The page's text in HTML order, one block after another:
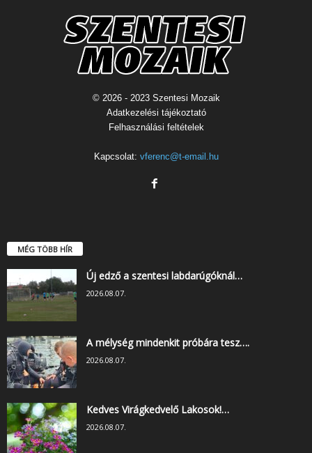
© 2026 - 2023 Szentesi Mozaik
Adatkezelési tájékoztató
Felhasználási feltételek
Kapcsolat: vferenc@t-email.hu
MÉG TÖBB HÍR
Új edző a szentesi labdarúgóknál…
2026.08.07.
A mélység mindenkit próbára tesz….
2026.08.07.
Kedves Virágkedvelő Lakosok!…
2026.08.07.